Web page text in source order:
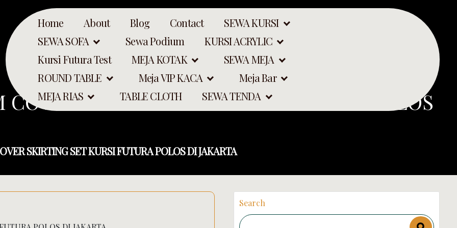
Home About Blog Contact
SEWA KURSI
SEWA SOFA
Sewa Podium
KURSI ACRYLIC
Kursi Futura Test
MEJA KOTAK
SEWA MEJA
ROUND TABLE
Meja VIP KACA
Meja Bar
MEJA RIAS
TABLE CLOTH SEWA TENDA
COVER SKIRTING SET KURSI FUTURA POLOS
SKIRTING SET KURSI FUTURA POLOS DI JAKARTA
Search